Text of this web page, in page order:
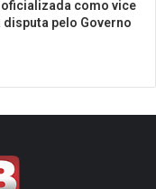
oficializada como vice
disputa pelo Governo